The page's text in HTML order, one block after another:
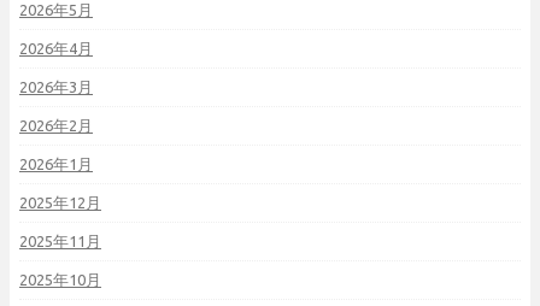
2026年5月
2026年4月
2026年3月
2026年2月
2026年1月
2025年12月
2025年11月
2025年10月